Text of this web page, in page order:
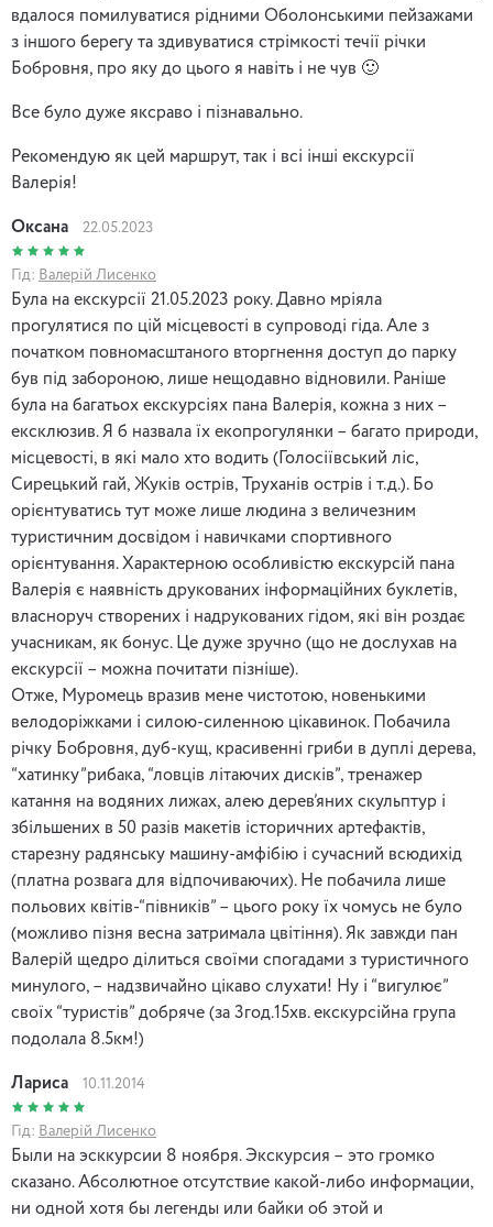
вдалося помилуватися рідними Оболонськими пейзажами
з іншого берегу та здивуватися стрімкості течії річки
Бобровня, про яку до цього я навіть і не чув 🙂
Все було дуже яксраво і пізнавально.
Рекомендую як цей маршрут, так і всі інші екскурсії
Валерія!
Оксана 22.05.2023
Гід: Валерій Лисенко
Була на екскурсії 21.05.2023 року. Давно мріяла
прогулятися по цій місцевості в супроводі гіда. Але з
початком повномасштаного вторгнення доступ до парку
був під забороною, лише нещодавно відновили. Раніше
була на багатьох екскурсіях пана Валерія, кожна з них –
ексклюзив. Я б назвала їх екопрогулянки – багато природи,
місцевості, в які мало хто водить (Голосіївський ліс,
Сирецький гай, Жуків острів, Труханів острів і т.д.). Бо
орієнтуватись тут може лише людина з величезним
туристичним досвідом і навичками спортивного
орієнтування. Характерною особливістю екскурсій пана
Валерія є наявність друкованих інформаційних буклетів,
власноруч створених і надрукованих гідом, які він роздає
учасникам, як бонус. Це дуже зручно (що не дослухав на
екскурсії – можна почитати пізніше).
Отже, Муромець вразив мене чистотою, новенькими
велодоріжками і силою-силенною цікавинок. Побачила
річку Бобровня, дуб-кущ, красивенні гриби в дуплі дерева,
“хатинку”рибака, “ловців літаючих дисків”, тренажер
катання на водяних лижах, алею дерев’яних скульптур і
збільшених в 50 разів макетів історичних артефактів,
старезну радянську машину-амфібію і сучасний всюдихід
(платна розвага для відпочиваючих). Не побачила лише
польових квітів-“півників” – цього року їх чомусь не було
(можливо пізня весна затримала цвітіння). Як завжди пан
Валерій щедро ділиться своїми спогадами з туристичного
минулого, – надзвичайно цікаво слухати! Ну і “вигулює”
своїх “туристів” добряче (за 3год.15хв. екскурсійна група
подолала 8.5км!)
Лариса 10.11.2014
Гід: Валерій Лисенко
Были на эсккурсии 8 ноября. Экскурсия – это громко
сказано. Абсолютное отсутствие какой-либо информации,
ни одной хотя бы легенды или байки об этой и